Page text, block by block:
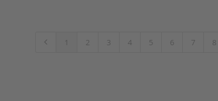
1 2 3 4 5 6 7 8